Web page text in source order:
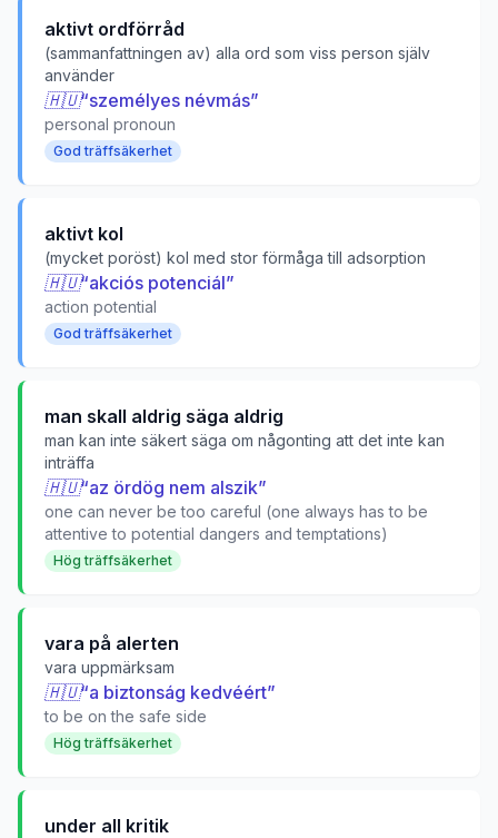
aktivt ordförråd
(sammanfattningen av) alla ord som viss person själv
använder
🇭🇺“személyes névmás”
personal pronoun
God träffsäkerhet
aktivt kol
(mycket poröst) kol med stor förmåga till adsorption
🇭🇺“akciós potenciál”
action potential
God träffsäkerhet
man skall aldrig säga aldrig
man kan inte säkert säga om någonting att det inte kan
inträffa
🇭🇺“az ördög nem alszik”
one can never be too careful (one always has to be
attentive to potential dangers and temptations)
Hög träffsäkerhet
vara på alerten
vara uppmärksam
🇭🇺“a biztonság kedvéért”
to be on the safe side
Hög träffsäkerhet
under all kritik